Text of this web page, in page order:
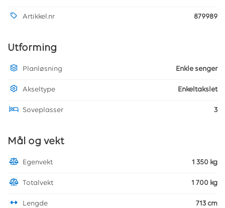
Artikkel.nr 879989
Utforming
Planløsning Enkle senger
Akseltype Enkeltakslet
Soveplasser 3
Mål og vekt
Egenvekt 1 350 kg
Totalvekt 1 700 kg
Lengde 713 cm